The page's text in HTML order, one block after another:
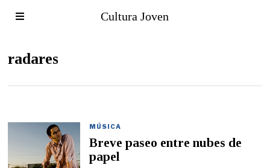
Cultura Joven
radares
MÚSICA
Breve paseo entre nubes de
papel